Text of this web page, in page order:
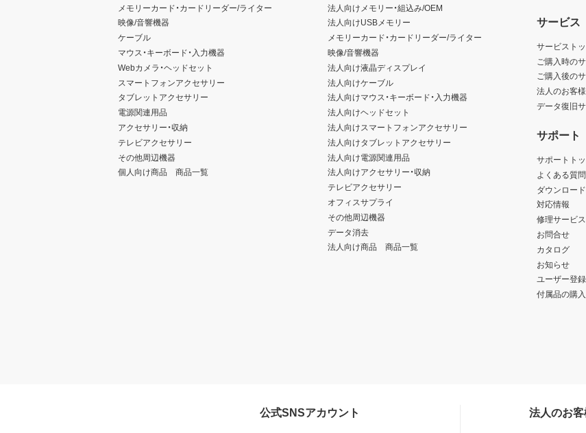
メモリーカード・カードリーダー/ライター
映像/音響機器
ケーブル
マウス・キーボード・入力機器
Webカメラ・ヘッドセット
スマートフォンアクセサリー
タブレットアクセサリー
電源関連用品
アクセサリー・収納
テレビアクセサリー
その他周辺機器
個人向け商品 商品一覧
法人向けメモリー・組込み/OEM
法人向けUSBメモリー
メモリーカード・カードリーダー/ライター
映像/音響機器
法人向け液晶ディスプレイ
法人向けケーブル
法人向けマウス・キーボード・入力機器
法人向けヘッドセット
法人向けスマートフォンアクセサリー
法人向けタブレットアクセサリー
法人向け電源関連用品
法人向けアクセサリー・収納
テレビアクセサリー
オフィスサプライ
その他周辺機器
データ消去
法人向け商品 商品一覧
サービス
サービスト
ご購入時の
ご購入後の
法人のお客
データ復旧
サポート
サポートト
よくある質問
ダウンロード
対応情報
修理サービス
お問合せ
カタログ
お知らせ
ユーザー登録
付属品の購入
公式SNSアカウント 法人のお